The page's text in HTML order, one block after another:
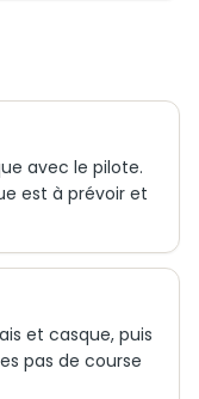
avec le pilote.
est à prévoir et
et casque, puis
pas de course